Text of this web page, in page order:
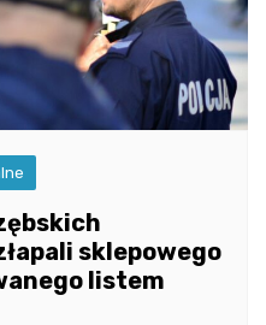
sklepowego
listem